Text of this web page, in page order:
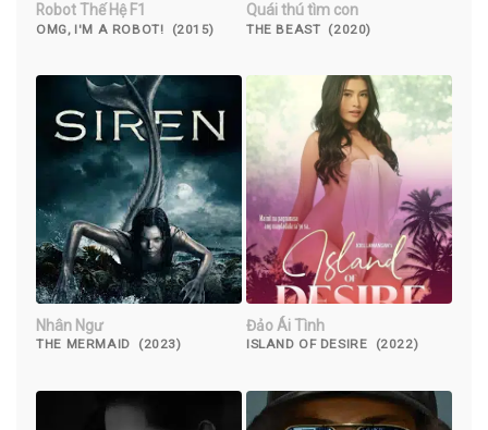
Robot Thế Hệ F1
OMG, I'M A ROBOT! (2015)
Quái thú tìm con
THE BEAST (2020)
Nhân Ngư
THE MERMAID (2023)
Đảo Ái Tình
ISLAND OF DESIRE (2022)